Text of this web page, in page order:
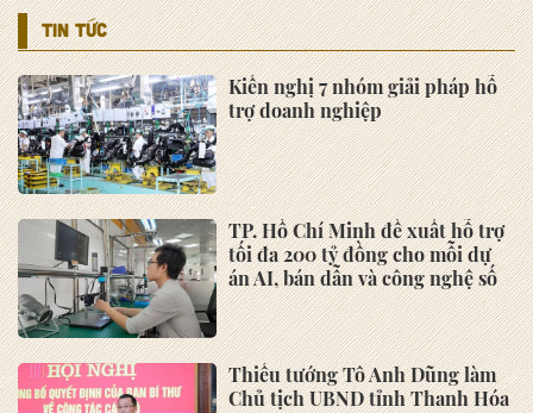
TIN TỨC
Kiến nghị 7 nhóm giải pháp hỗ
trợ doanh nghiệp
TP. Hồ Chí Minh đề xuất hỗ trợ
tối đa 200 tỷ đồng cho mỗi dự
án AI, bán dẫn và công nghệ số
Thiếu tướng Tô Anh Dũng làm
Chủ tịch UBND tỉnh Thanh Hóa